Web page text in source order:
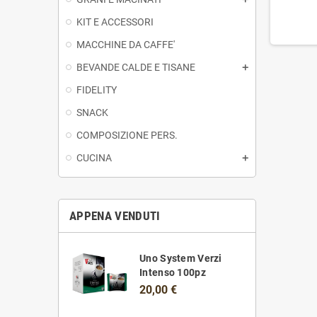
KIT E ACCESSORI
MACCHINE DA CAFFE'
BEVANDE CALDE E TISANE
FIDELITY
SNACK
COMPOSIZIONE PERS.
CUCINA
APPENA VENDUTI
Uno System Verzi
Intenso 100pz
20,00 €